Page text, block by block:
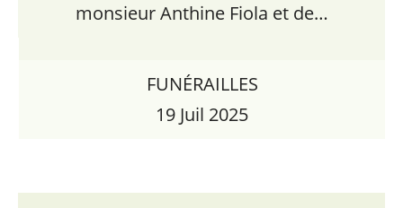
monsieur Anthine Fiola et de…
FUNÉRAILLES
19 Juil 2025